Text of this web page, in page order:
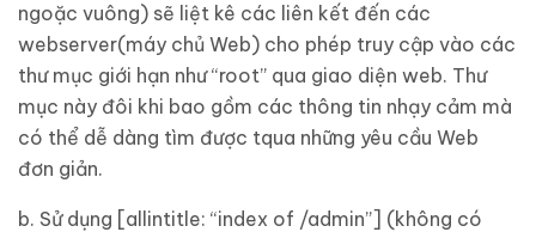
ngoặc vuông) sẽ liệt kê các liên kết đến các
webserver(máy chủ Web) cho phép truy cập vào các
thư mục giới hạn như “root” qua giao diện web. Thư
mục này đôi khi bao gồm các thông tin nhạy cảm mà
có thể dễ dàng tìm được tqua những yêu cầu Web
đơn giản.
b. Sử dụng [allintitle: “index of /admin”] (không có